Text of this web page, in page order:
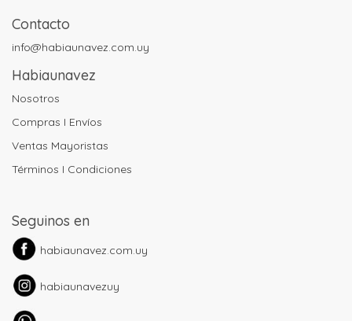
Contacto
info@habiaunavez.com.uy
Habiaunavez
Nosotros
Compras I Envíos
Ventas Mayoristas
Términos I Condiciones
Seguinos en
habiaunavez.com.uy
habiaunavezuy